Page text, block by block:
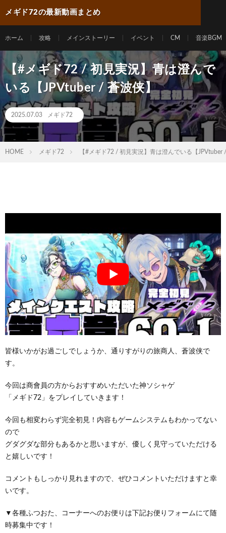
メギド72の最新動画まとめ
ホーム 攻略 メインストーリー イベント CM 音楽BGM
【#メギド72 / 初見実況】青は澄んで
いる【JPVtuber / 蒼波侠】
2025.07.03 メギド72
HOME メギド72 【#メギド72 / 初見実況】青は澄んでいる【JPVtuber
皆様いかがお過ごしでしょうか、通りすがりの旅商人、蒼波侠で
す。
今回は商會員の方からおすすめいただいた神ソシャゲ
「メギド72」をプレイしていきます！
今回も相変わらず完全初見！内容もゲームシステムもわかってない
ので
グダグダな部分もあるかと思いますが、優しく見守っていただける
と嬉しいです！
コメントもしっかり見れますので、ぜひコメントいただけますと幸
いです。
▼各種ふつおた、コーナーへのお便りは下記お便りフォームにて随
時募集中です！